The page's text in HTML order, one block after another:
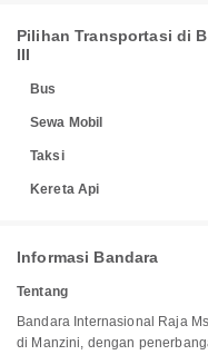
Pilihan Transportasi di
III
Bus
Sewa Mobil
Taksi
Kereta Api
Informasi Bandara
Tentang
Bandara Internasional Raja
di Manzini, dengan